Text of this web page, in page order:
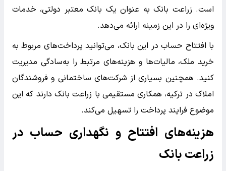
است. زراعت بانک به عنوان یک بانک معتبر دولتی، خدمات
ویژه‌ای را در این زمینه ارائه می‌دهد.
با افتتاح حساب در این بانک، می‌توانید پرداخت‌های مربوط به
خرید ملک، مالیات‌ها و هزینه‌های مرتبط را به‌سادگی مدیریت
کنید. همچنین بسیاری از شرکت‌های ساختمانی و فروشندگان
املاک در ترکیه، همکاری مستقیمی با زراعت بانک دارند که این
موضوع فرایند پرداخت را تسهیل می‌کند.
هزینه‌های افتتاح و نگهداری حساب در
زراعت بانک